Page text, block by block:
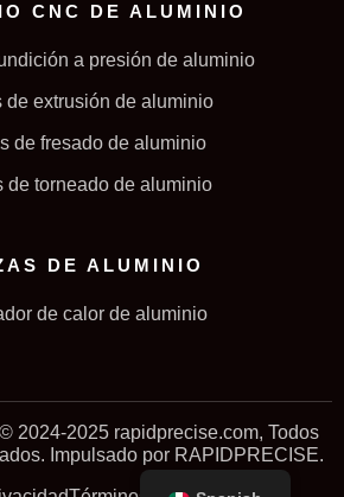
CNC DE ALUMINIO
a presión de aluminio
de extrusión de aluminio
de fresado de aluminio
de torneado de aluminio
DE ALUMINIO
de calor de aluminio
2024-2025 rapidprecise.com, Todos
Impulsado por RAPIDPRECISE.